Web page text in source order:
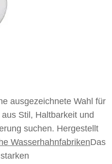
ausgezeichnete Wahl für
Stil, Haltbarkeit und
suchen. Hergestellt
WasserhahnfabrikenDas